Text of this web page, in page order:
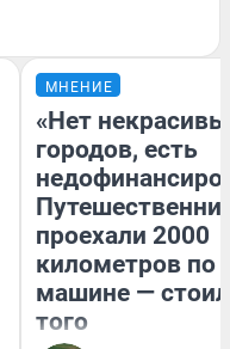
МНЕНИЕ
«Нет
городов, есть
проехали 2000
километров по
машине —
того